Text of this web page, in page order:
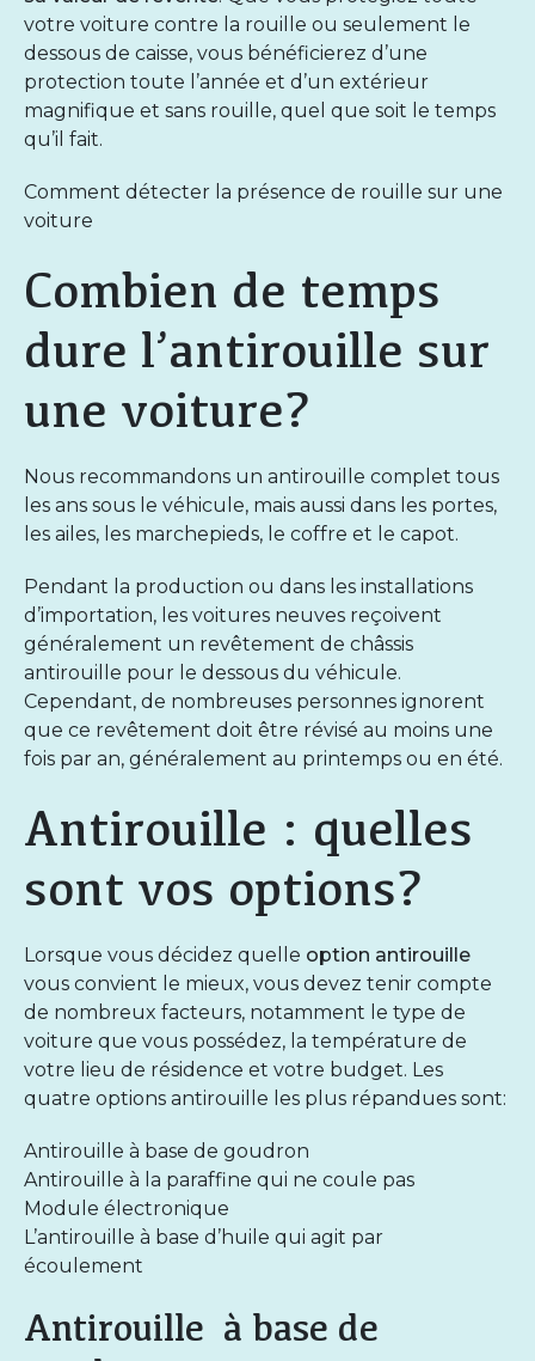
votre voiture contre la rouille ou seulement le
dessous de caisse, vous bénéficierez d’une
protection toute l’année et d’un extérieur
magnifique et sans rouille, quel que soit le temps
qu’il fait.
Comment détecter la présence de rouille sur une
voiture
Combien de temps
dure l’antirouille sur
une voiture?
Nous recommandons un antirouille complet tous
les ans sous le véhicule, mais aussi dans les portes,
les ailes, les marchepieds, le coffre et le capot.
Pendant la production ou dans les installations
d’importation, les voitures neuves reçoivent
généralement un revêtement de châssis
antirouille pour le dessous du véhicule.
Cependant, de nombreuses personnes ignorent
que ce revêtement doit être révisé au moins une
fois par an, généralement au printemps ou en été.
Antirouille : quelles
sont vos options?
Lorsque vous décidez quelle option antirouille
vous convient le mieux, vous devez tenir compte
de nombreux facteurs, notamment le type de
voiture que vous possédez, la température de
votre lieu de résidence et votre budget. Les
quatre options antirouille les plus répandues sont:
Antirouille à base de goudron
Antirouille à la paraffine qui ne coule pas
Module électronique
L’antirouille à base d’huile qui agit par
écoulement
Antirouille à base de